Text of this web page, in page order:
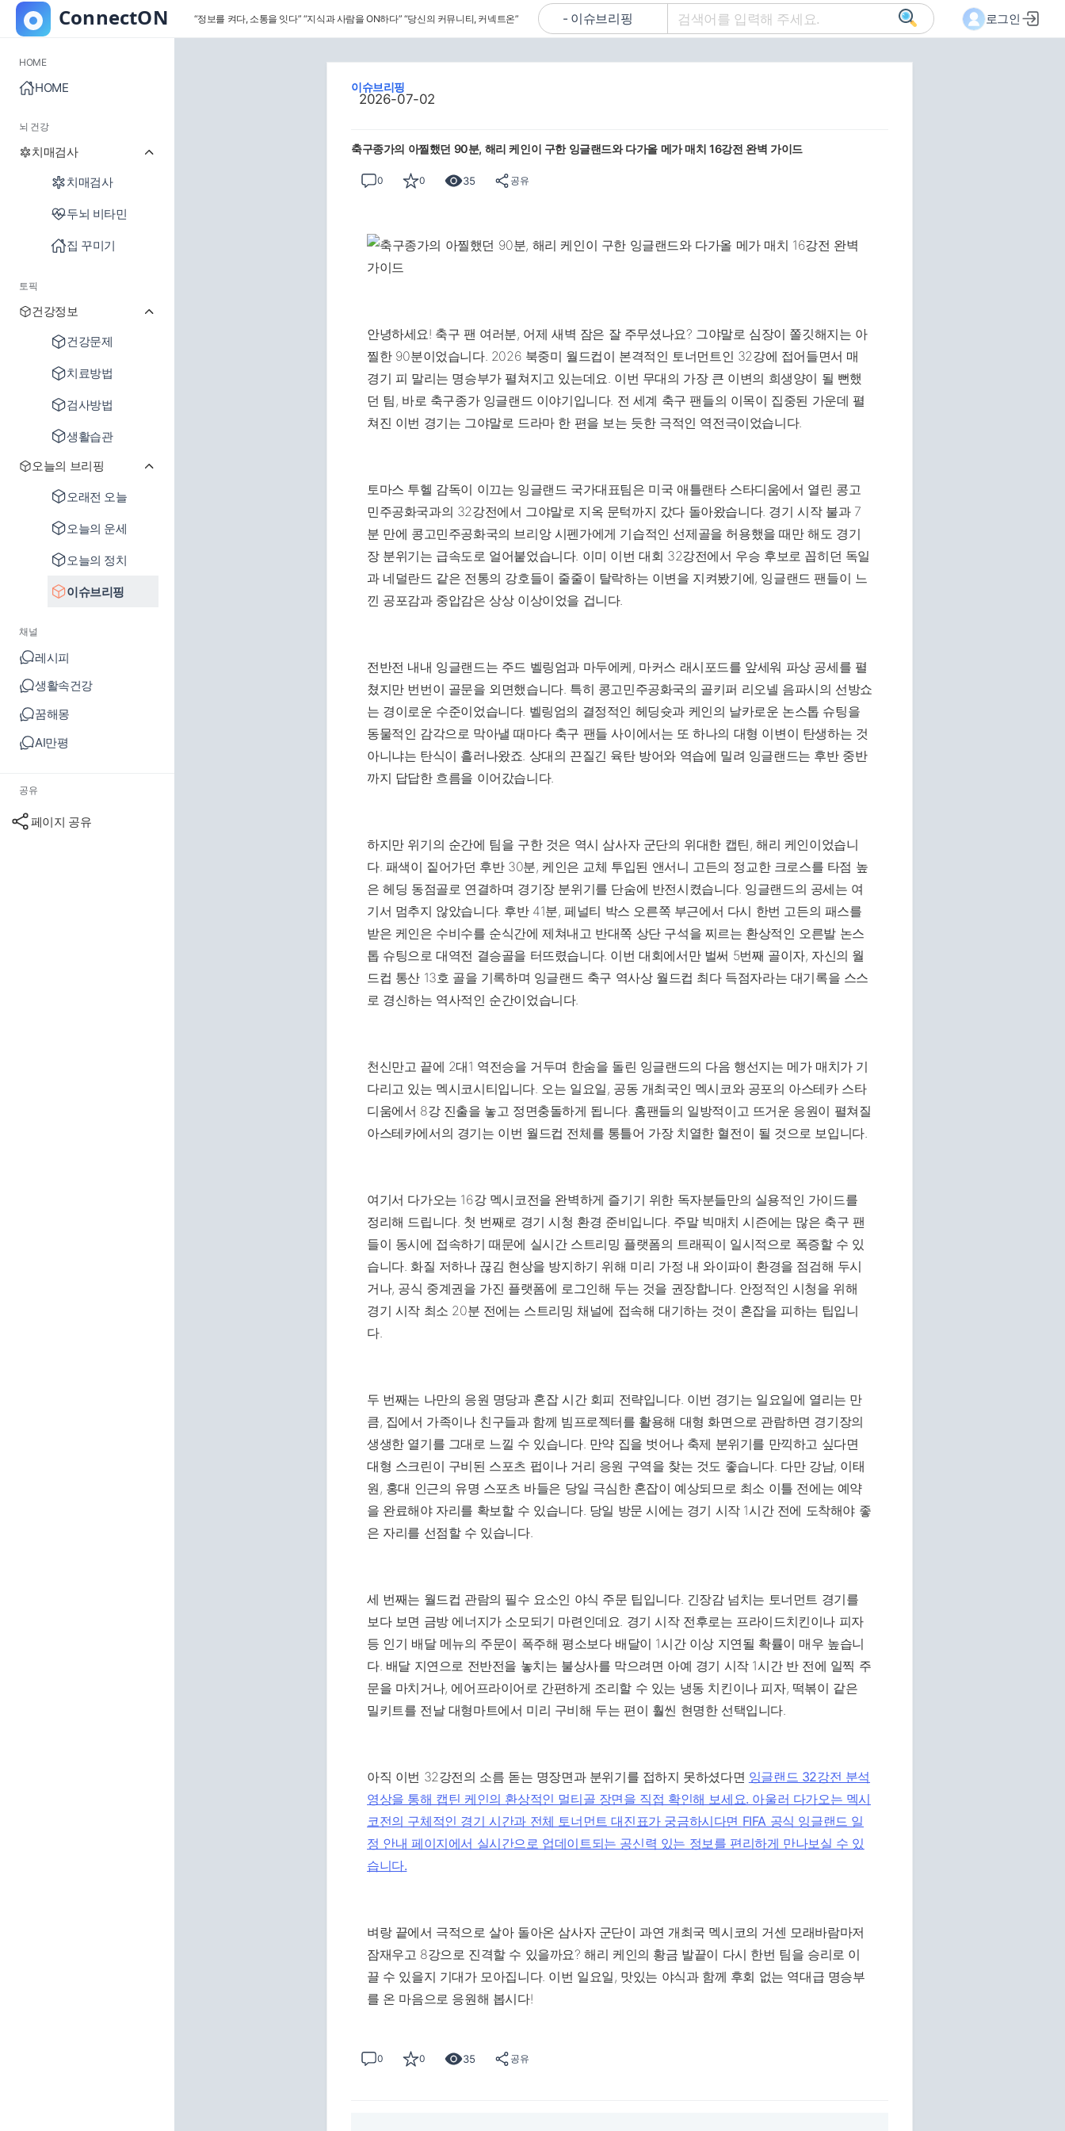
“정보를 켜다, 소통을 잇다” “지식과 사람을 ON하다” “당신의 커뮤니티, 커넥트온” 로그인
HOME
HOME
뇌 건강
치매검사
치매검사
두뇌 비타민
집 꾸미기
토픽
건강정보
건강문제
치료방법
검사방법
생활습관
오늘의 브리핑
오래전 오늘
오늘의 운세
오늘의 정치
이슈브리핑
채널
레시피
생활속건강
꿈해몽
AI만평
공유
페이지 공유
이슈브리핑
2026-07-02
축구종가의 아찔했던 90분, 해리 케인이 구한 잉글랜드와 다가올 메가 매치 16강전 완벽 가이드
0 0 35 공유
안녕하세요! 축구 팬 여러분, 어제 새벽 잠은 잘 주무셨나요? 그야말로 심장이 쫄깃해지는 아
찔한 90분이었습니다. 2026 북중미 월드컵이 본격적인 토너먼트인 32강에 접어들면서 매
경기 피 말리는 명승부가 펼쳐지고 있는데요. 이번 무대의 가장 큰 이변의 희생양이 될 뻔했
던 팀, 바로 축구종가 잉글랜드 이야기입니다. 전 세계 축구 팬들의 이목이 집중된 가운데 펼
쳐진 이번 경기는 그야말로 드라마 한 편을 보는 듯한 극적인 역전극이었습니다.
토마스 투헬 감독이 이끄는 잉글랜드 국가대표팀은 미국 애틀랜타 스타디움에서 열린 콩고
민주공화국과의 32강전에서 그야말로 지옥 문턱까지 갔다 돌아왔습니다. 경기 시작 불과 7
분 만에 콩고민주공화국의 브리앙 시펜가에게 기습적인 선제골을 허용했을 때만 해도 경기
장 분위기는 급속도로 얼어붙었습니다. 이미 이번 대회 32강전에서 우승 후보로 꼽히던 독일
과 네덜란드 같은 전통의 강호들이 줄줄이 탈락하는 이변을 지켜봤기에, 잉글랜드 팬들이 느
낀 공포감과 중압감은 상상 이상이었을 겁니다.
전반전 내내 잉글랜드는 주드 벨링엄과 마두에케, 마커스 래시포드를 앞세워 파상 공세를 펼
쳤지만 번번이 골문을 외면했습니다. 특히 콩고민주공화국의 골키퍼 리오넬 음파시의 선방쇼
는 경이로운 수준이었습니다. 벨링엄의 결정적인 헤딩슛과 케인의 날카로운 논스톱 슈팅을
동물적인 감각으로 막아낼 때마다 축구 팬들 사이에서는 또 하나의 대형 이변이 탄생하는 것
아니냐는 탄식이 흘러나왔죠. 상대의 끈질긴 육탄 방어와 역습에 밀려 잉글랜드는 후반 중반
까지 답답한 흐름을 이어갔습니다.
하지만 위기의 순간에 팀을 구한 것은 역시 삼사자 군단의 위대한 캡틴, 해리 케인이었습니
다. 패색이 짙어가던 후반 30분, 케인은 교체 투입된 앤서니 고든의 정교한 크로스를 타점 높
은 헤딩 동점골로 연결하며 경기장 분위기를 단숨에 반전시켰습니다. 잉글랜드의 공세는 여
기서 멈추지 않았습니다. 후반 41분, 페널티 박스 오른쪽 부근에서 다시 한번 고든의 패스를
받은 케인은 수비수를 순식간에 제쳐내고 반대쪽 상단 구석을 찌르는 환상적인 오른발 논스
톱 슈팅으로 대역전 결승골을 터뜨렸습니다. 이번 대회에서만 벌써 5번째 골이자, 자신의 월
드컵 통산 13호 골을 기록하며 잉글랜드 축구 역사상 월드컵 최다 득점자라는 대기록을 스스
로 경신하는 역사적인 순간이었습니다.
천신만고 끝에 2대1 역전승을 거두며 한숨을 돌린 잉글랜드의 다음 행선지는 메가 매치가 기
다리고 있는 멕시코시티입니다. 오는 일요일, 공동 개최국인 멕시코와 공포의 아스테카 스타
디움에서 8강 진출을 놓고 정면충돌하게 됩니다. 홈팬들의 일방적이고 뜨거운 응원이 펼쳐질
아스테카에서의 경기는 이번 월드컵 전체를 통틀어 가장 치열한 혈전이 될 것으로 보입니다.
여기서 다가오는 16강 멕시코전을 완벽하게 즐기기 위한 독자분들만의 실용적인 가이드를
정리해 드립니다. 첫 번째로 경기 시청 환경 준비입니다. 주말 빅매치 시즌에는 많은 축구 팬
들이 동시에 접속하기 때문에 실시간 스트리밍 플랫폼의 트래픽이 일시적으로 폭증할 수 있
습니다. 화질 저하나 끊김 현상을 방지하기 위해 미리 가정 내 와이파이 환경을 점검해 두시
거나, 공식 중계권을 가진 플랫폼에 로그인해 두는 것을 권장합니다. 안정적인 시청을 위해
경기 시작 최소 20분 전에는 스트리밍 채널에 접속해 대기하는 것이 혼잡을 피하는 팁입니
다.
두 번째는 나만의 응원 명당과 혼잡 시간 회피 전략입니다. 이번 경기는 일요일에 열리는 만
큼, 집에서 가족이나 친구들과 함께 빔프로젝터를 활용해 대형 화면으로 관람하면 경기장의
생생한 열기를 그대로 느낄 수 있습니다. 만약 집을 벗어나 축제 분위기를 만끽하고 싶다면
대형 스크린이 구비된 스포츠 펍이나 거리 응원 구역을 찾는 것도 좋습니다. 다만 강남, 이태
원, 홍대 인근의 유명 스포츠 바들은 당일 극심한 혼잡이 예상되므로 최소 이틀 전에는 예약
을 완료해야 자리를 확보할 수 있습니다. 당일 방문 시에는 경기 시작 1시간 전에 도착해야 좋
은 자리를 선점할 수 있습니다.
세 번째는 월드컵 관람의 필수 요소인 야식 주문 팁입니다. 긴장감 넘치는 토너먼트 경기를
보다 보면 금방 에너지가 소모되기 마련인데요. 경기 시작 전후로는 프라이드치킨이나 피자
등 인기 배달 메뉴의 주문이 폭주해 평소보다 배달이 1시간 이상 지연될 확률이 매우 높습니
다. 배달 지연으로 전반전을 놓치는 불상사를 막으려면 아예 경기 시작 1시간 반 전에 일찍 주
문을 마치거나, 에어프라이어로 간편하게 조리할 수 있는 냉동 치킨이나 피자, 떡볶이 같은
밀키트를 전날 대형마트에서 미리 구비해 두는 편이 훨씬 현명한 선택입니다.
아직 이번 32강전의 소름 돋는 명장면과 분위기를 접하지 못하셨다면 잉글랜드 32강전 분석
영상을 통해 캡틴 케인의 환상적인 멀티골 장면을 직접 확인해 보세요. 아울러 다가오는 멕시
코전의 구체적인 경기 시간과 전체 토너먼트 대진표가 궁금하시다면 FIFA 공식 잉글랜드 일
정 안내 페이지에서 실시간으로 업데이트되는 공신력 있는 정보를 편리하게 만나보실 수 있
습니다.
벼랑 끝에서 극적으로 살아 돌아온 삼사자 군단이 과연 개최국 멕시코의 거센 모래바람마저
잠재우고 8강으로 진격할 수 있을까요? 해리 케인의 황금 발끝이 다시 한번 팀을 승리로 이
끌 수 있을지 기대가 모아집니다. 이번 일요일, 맛있는 야식과 함께 후회 없는 역대급 명승부
를 온 마음으로 응원해 봅시다!
0 0 35 공유